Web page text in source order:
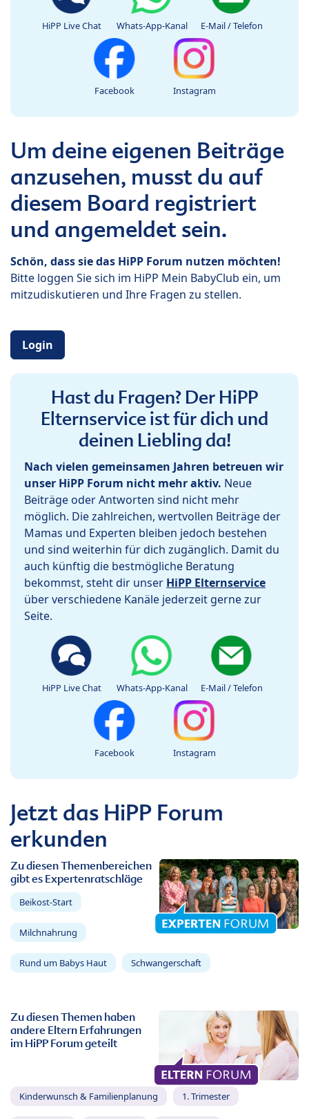
HiPP Live Chat Whats-App-Kanal E-Mail / Telefon
Facebook Instagram
Um deine eigenen Beiträge
anzusehen, musst du auf
diesem Board registriert
und angemeldet sein.
Schön, dass sie das HiPP Forum nutzen möchten!
Bitte loggen Sie sich im HiPP Mein BabyClub ein, um
mitzudiskutieren und Ihre Fragen zu stellen.
Login
Hast du Fragen? Der HiPP
Elternservice ist für dich und
deinen Liebling da!
Nach vielen gemeinsamen Jahren betreuen wir
unser HiPP Forum nicht mehr aktiv. Neue
Beiträge oder Antworten sind nicht mehr
möglich. Die zahlreichen, wertvollen Beiträge der
Mamas und Experten bleiben jedoch bestehen
und sind weiterhin für dich zugänglich. Damit du
auch künftig die bestmögliche Beratung
bekommst, steht dir unser HiPP Elternservice
über verschiedene Kanäle jederzeit gerne zur
Seite.
HiPP Live Chat Whats-App-Kanal E-Mail / Telefon
Facebook Instagram
Jetzt das HiPP Forum
erkunden
Zu diesen Themenbereichen
gibt es Expertenratschläge
Beikost-Start
Milchnahrung
Rund um Babys Haut Schwangerschaft
Zu diesen Themen haben
andere Eltern Erfahrungen
im HiPP Forum geteilt
Kinderwunsch & Familienplanung 1. Trimester